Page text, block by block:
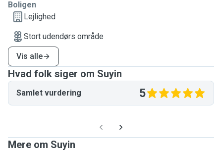
Boligen
Lejlighed
Stort udendørs område
Vis alle
Hvad folk siger om Suyin
Samlet vurdering 5
Mere om Suyin